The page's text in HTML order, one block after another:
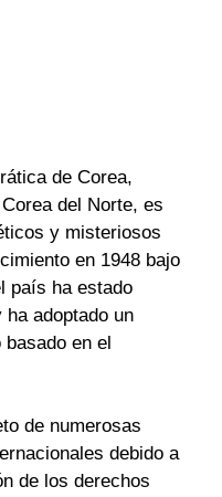
de Corea,
del Norte, es
y misteriosos
en 1948 bajo
país ha estado
adoptado un
en el
de numerosas
debido a
de los derechos